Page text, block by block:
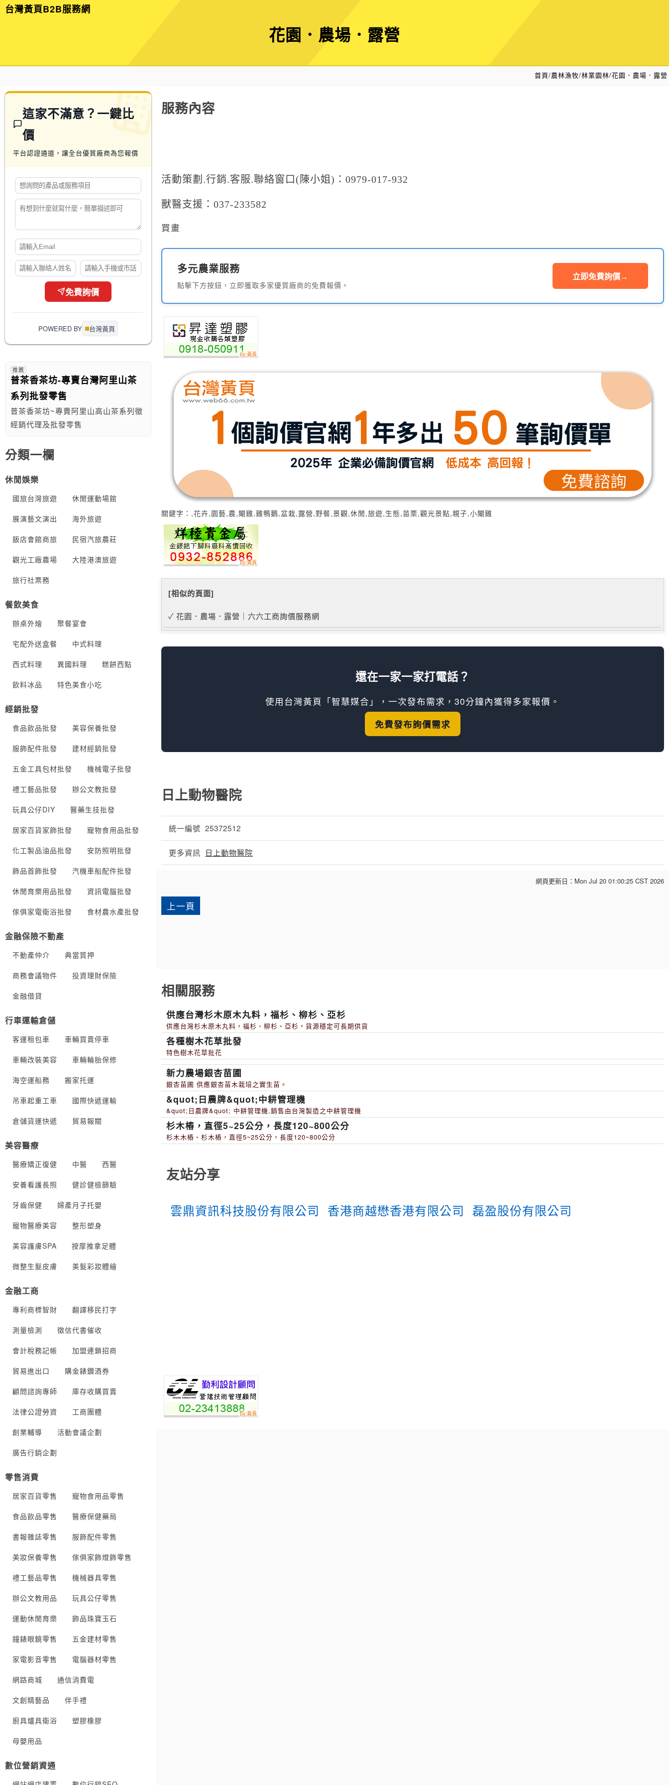
台灣黃頁B2B服務網
花園．農場．露營
首頁/農林漁牧/林業園林/花園．農場．露營
服務內容
活動策劃.行銷.客服.聯絡窗口(陳小姐)：0979-017-932
獸醫支援：037-233582
買畫
多元農業服務
點擊下方按鈕，立即獲取多家優質廠商的免費報價。
立即免費詢價→
關鍵字：,花卉,園藝,農,閹雞,雞鴨鵝,盆栽,露營,野餐,景觀,休閒,旅遊,生態,苗栗,觀光景點,親子,小閹雞
[相似的頁面]
花園．農場．露營｜六六工商詢價服務網
還在一家一家打電話？
使用台灣黃頁「智慧媒合」，一次發布需求，30分鐘內獲得多家報價。
免費發布詢價需求
日上動物醫院
統一編號 25372512
更多資訊 日上動物醫院
網頁更新日： Mon Jul 20 01:00:25 CST 2026
上一頁
相關服務
供應台灣杉木原木丸料，福杉、柳杉、亞杉
供應台灣杉木原木丸料，福杉、柳杉、亞杉，貨源穩定可長期供貨
各種樹木花草批發
特色樹木花草批花
新力農場銀杏苗圃
銀杏苗圃 供應銀杏苗木栽培之實生苗。
&quot;日農牌&quot;中耕管理機
&quot;日農牌&quot; 中耕管理機,銷售由台灣製造之中耕管理機
杉木樁，直徑5~25公分，長度120~800公分
杉木木樁、杉木樁，直徑5~25公分，長度120~800公分
友站分享
雲鼎資訊科技股份有限公司 香港商越懋香港有限公司 磊盈股份有限公司
這家不滿意？一鍵比
價
平台認證通道，讓全台優質廠商為您報價
免費詢價
POWERED BY 台灣黃頁
推薦
普茶香茶坊-專賣台灣阿里山茶
系列批發零售
普茶香茶坊~專賣阿里山高山茶系列徵
經銷代理及批發零售
分類一欄
休閒娛樂
國旅台灣旅遊 休閒運動場館
展演藝文演出 海外旅遊
飯店會館商旅 民宿汽旅農莊
觀光工廠農場 大陸港澳旅遊
旅行社票務
餐飲美食
辦桌外燴 聚餐宴會
宅配外送盒餐 中式料理
西式料理 異國料理 糕餅西點
飲料冰品 特色美食小吃
經銷批發
食品飲品批發 美容保養批發
服飾配件批發 建材經銷批發
五金工具包材批發 機械電子批發
禮工藝品批發 辦公文教批發
玩具公仔DIY 醫藥生技批發
居家百貨家飾批發 寵物食用品批發
化工製品油品批發 安防照明批發
飾品首飾批發 汽機車船配件批發
休閒育樂用品批發 資訊電腦批發
傢俱家電衛浴批發 食材農水產批發
金融保險不動產
不動產仲介 典當質押
商務會議物件 投資理財保險
金融借貸
行車運輸倉儲
客運租包車 車輛買賣停車
車輛改裝美容 車輛輪胎保修
海空運船務 搬家托運
吊車起重工車 國際快遞運輸
倉儲貨運快遞 貿易報關
美容醫療
醫療矯正復健 中醫 西醫
安養看護長照 健診健檢篩驗
牙齒保健 婦產月子托嬰
寵物醫療美容 整形塑身
美容護膚SPA 按摩推拿足體
微整生髮皮膚 美髮彩妝體繪
金融工商
專利商標智財 翻譯移民打字
測量檢測 徵信代書催收
會計稅務記帳 加盟連鎖招商
貿易進出口 購金錶鑚酒券
顧問諮詢專師 庫存收購買賣
法律公證勞資 工商團體
創業輔導 活動會議企劃
廣告行銷企劃
零售消費
居家百貨零售 寵物食用品零售
食品飲品零售 醫療保健藥局
書報雜誌零售 服飾配件零售
美妝保養零售 傢俱家飾燈飾零售
禮工藝品零售 機械器具零售
辦公文教用品 玩具公仔零售
運動休閒育樂 飾品珠寶玉石
鐘錶眼鏡零售 五金建材零售
家電影音零售 電腦器材零售
網路商城 通信消費電
文創精藝品 伴手禮
廚具爐具衛浴 塑膠橡膠
母嬰用品
數位營銷資通